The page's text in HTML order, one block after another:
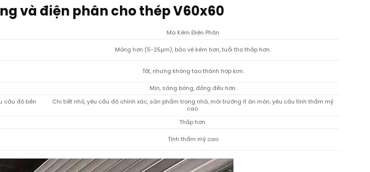
và điện phân cho thép V60x60
Mạ Kẽm Điện Phân
Mỏng hơn (5-25µm), bảo vệ kém hơn, tuổi thọ thấp hơn.
Tốt, nhưng không tạo thành hợp kim.
Mịn, sáng bóng, đồng đều hơn.
cầu độ bền
Chi tiết nhỏ, yêu cầu độ chính xác, sản phẩm trong nhà, môi trường ít ăn mòn, yêu cầu tính thẩm mỹ
cao.
Thấp hơn.
Tính thẩm mỹ cao